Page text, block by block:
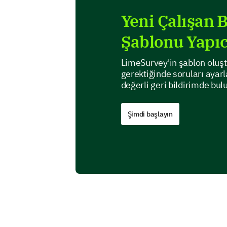
Yeni
Şablonu
LimeSurvey'in şablon
gerektiğinde soruları
değerli geri bildirimde
Şimdi başlayın